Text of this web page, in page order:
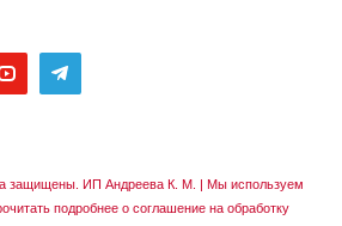
защищены. ИП Андреева К. М. | Мы используем
подробнее о соглашение на обработку